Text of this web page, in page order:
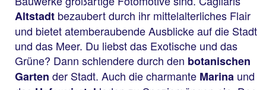
Altstadt bezaubert durch ihr mittelalterliches Flair
und bietet atemberaubende Ausblicke auf die Stadt
und das Meer. Du liebst das Exotische und das
Grüne? Dann schlendere durch den botanischen
Garten der Stadt. Auch die charmante Marina und